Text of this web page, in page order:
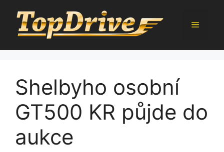
obsah
Menu
Shelbyho osobní
GT500 KR půjde do
aukce